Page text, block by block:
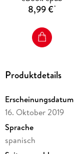
8,99 €*
Produktdetails
Erscheinungsdatum
16. Oktober 2019
Sprache
spanisch